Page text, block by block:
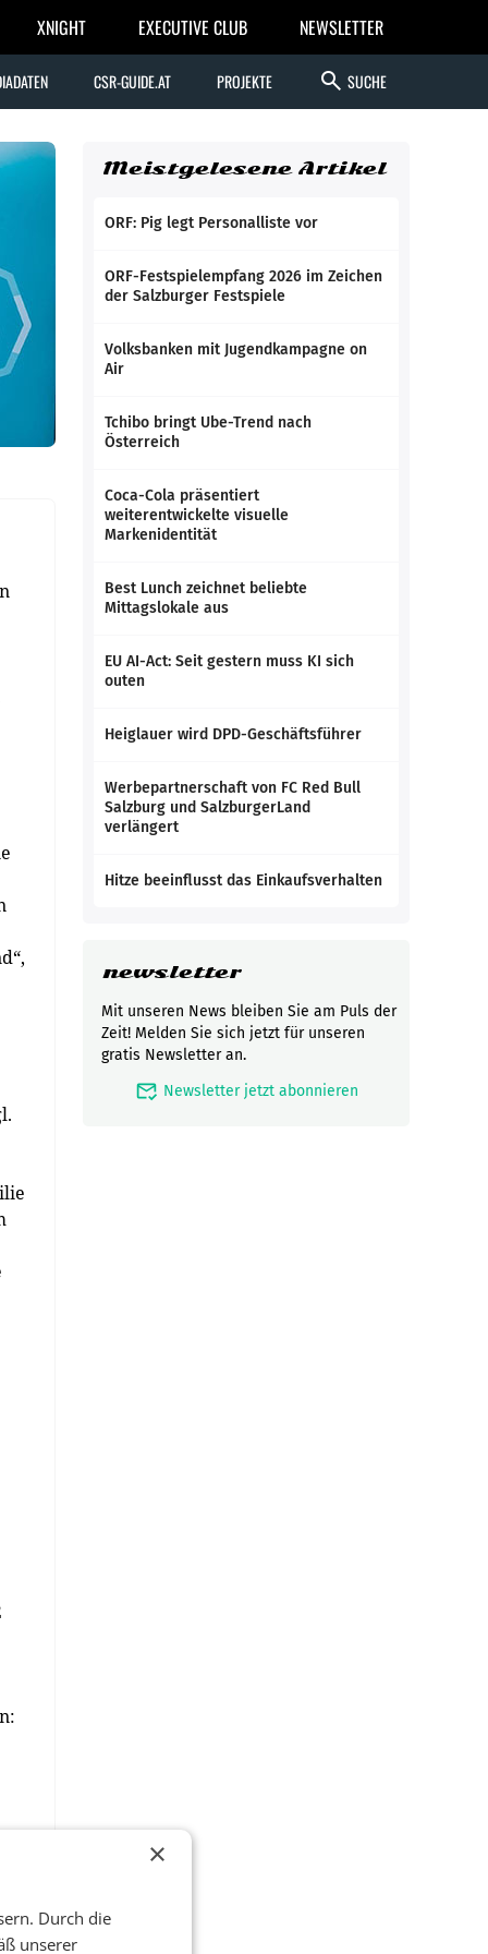
XNIGHT EXECUTIVE CLUB NEWSLETTER
CSR-GUIDE.AT PROJEKTE search SUCHE
Meistgelesene Artikel
ORF: Pig legt Personalliste vor
ORF-Festspielempfang 2026 im Zeichen
der Salzburger Festspiele
Volksbanken mit Jugendkampagne on
Air
Tchibo bringt Ube-Trend nach
Österreich
Coca-Cola präsentiert
weiterentwickelte visuelle
Markenidentität
Best Lunch zeichnet beliebte
Mittagslokale aus
EU AI-Act: Seit gestern muss KI sich
outen
Heiglauer wird DPD-Geschäftsführer
Werbepartnerschaft von FC Red Bull
Salzburg und SalzburgerLand
verlängert
Hitze beeinflusst das Einkaufsverhalten
newsletter
Mit unseren News bleiben Sie am Puls der
Zeit! Melden Sie sich jetzt für unseren
gratis Newsletter an.
mark_email_read Newsletter jetzt abonnieren
×
Durch die
unserer